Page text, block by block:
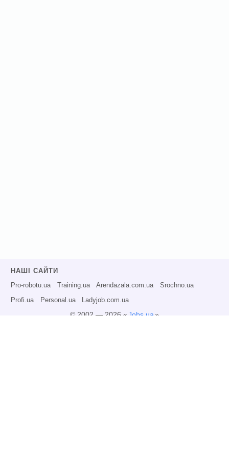
НАШІ САЙТИ
Pro-robotu.ua Training.ua Arendazala.com.ua Srochno.ua
Profi.ua Personal.ua Ladyjob.com.ua
© 2002 — 2026 « Jobs.ua»